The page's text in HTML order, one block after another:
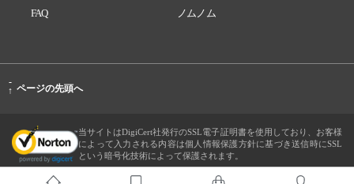
FAQ
ノムノム
-
↑ ページの先頭へ
当サイトはDigiCert社発行のSSL電子証明書を使用しており、お客様
によって入力される内容は個人情報保護方針に基づき送信時にSSL
という暗号化技術によって保護されます。